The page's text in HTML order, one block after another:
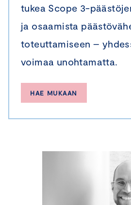
tukea Scope 3-
ja osaamista
toteuttamiseen –
voimaa unohtamatta.
HAE MUKAAN